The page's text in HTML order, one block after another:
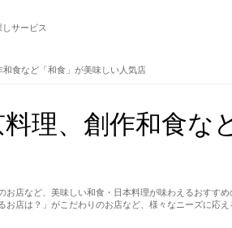
サービス
食など「和食」が美味しい人気店
理、創作和食な
店など、美味しい和食・日本料理が味わえるおすす
店は？」がこだわりのお店など、様々なニーズに応え